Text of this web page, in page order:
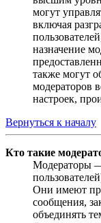
могут
включая
назначение
также могут
модераторов
настроек,
Вернуться к началу
Кто такие
Модераторы
Они имеют
сообщения,
объединять